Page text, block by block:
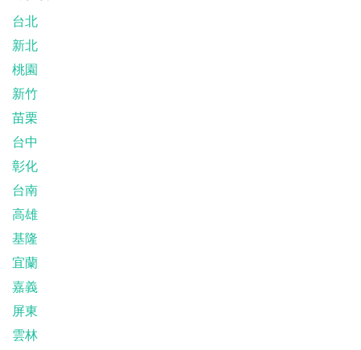
台北
新北
桃園
新竹
苗栗
台中
彰化
台南
高雄
基隆
宜蘭
嘉義
屏東
雲林